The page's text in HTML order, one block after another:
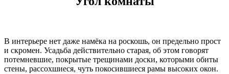
В интерьере нет даже намёка на роскошь, он предельно прост
и скромен. Усадьба действительно старая, об этом говорят
потемневшие, покрытые трещинами доски, которыми обиты
стены, рассохшиеся, чуть покосившиеся рамы высоких окон.